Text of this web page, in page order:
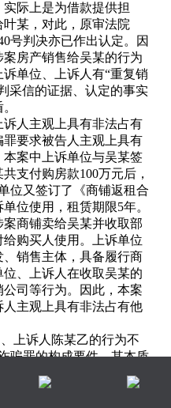
际上是为借款提供担
某，对此，原审法院
号判决亦已作出认定。因
房产销售给吴某的行为
单位、上诉人有“重复销
采信的证据、认定的事实
人主观上具有非法占有
要求被告人主观上具有
案中上诉单位与吴某签
支付购房款100万元后，
位又签订了《商铺返租合
位使用，租赁期限5年。
案商铺卖给吴某并收取部
购买人使用。上诉单位
销售主体，具备履行商
、上诉人在收取吴某的
司等行为。因此，本案
主观上具有非法占有他
上诉人陈某乙的行为不
骗罪的构成要件，其本质
叶某、购房方吴某均已
认定的事实提起民事诉